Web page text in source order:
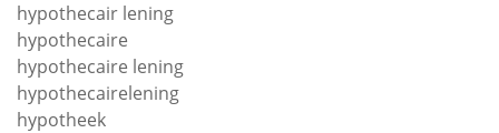
hypothecair lening
hypothecaire
hypothecaire lening
hypothecairelening
hypotheek